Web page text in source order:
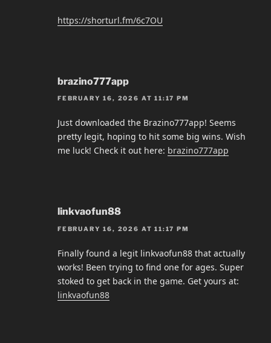
https://shorturl.fm/6c7OU
brazino777app
FEBRUARY 16, 2026 AT 11:17 PM
Just downloaded the Brazino777app! Seems
pretty legit, hoping to hit some big wins. Wish
me luck! Check it out here: brazino777app
linkvaofun88
FEBRUARY 16, 2026 AT 11:17 PM
Finally found a legit linkvaofun88 that actually
works! Been trying to find one for ages. Super
stoked to get back in the game. Get yours at:
linkvaofun88